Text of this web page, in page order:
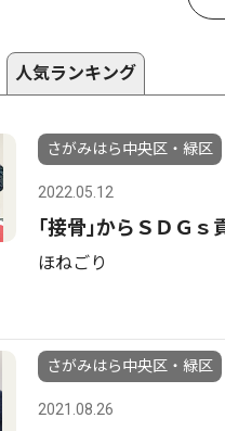
人気ランキング
さがみはら中央区・緑区
2022.05.12
｢接骨｣からＳＤＧｓ
ほねごり
さがみはら中央区・緑区
2021.08.26